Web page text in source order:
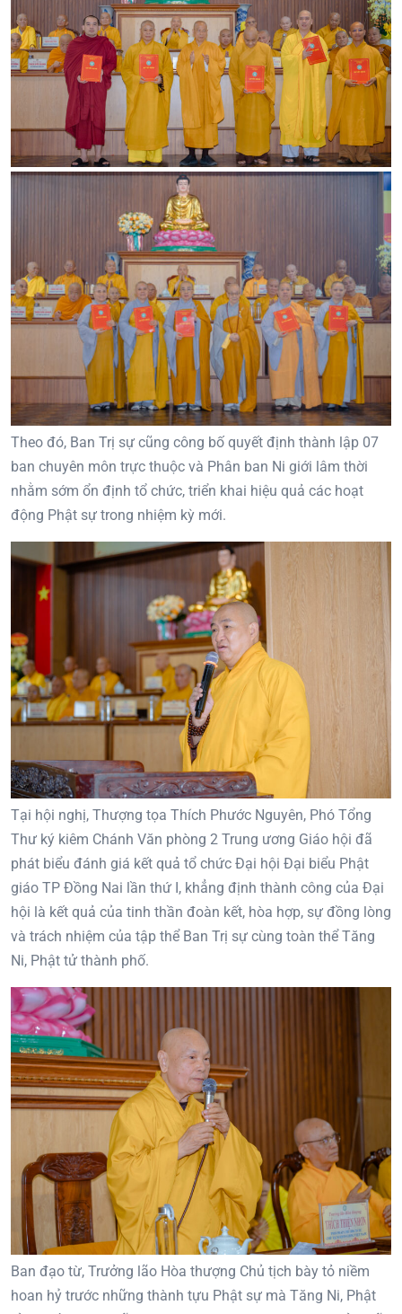
Theo đó, Ban Trị sự cũng công bố quyết định thành lập 07
ban chuyên môn trực thuộc và Phân ban Ni giới lâm thời
nhằm sớm ổn định tổ chức, triển khai hiệu quả các hoạt
động Phật sự trong nhiệm kỳ mới.
Tại hội nghị, Thượng tọa Thích Phước Nguyên, Phó Tổng
Thư ký kiêm Chánh Văn phòng 2 Trung ương Giáo hội đã
phát biểu đánh giá kết quả tổ chức Đại hội Đại biểu Phật
giáo TP Đồng Nai lần thứ I, khẳng định thành công của Đại
hội là kết quả của tinh thần đoàn kết, hòa hợp, sự đồng lòng
và trách nhiệm của tập thể Ban Trị sự cùng toàn thể Tăng
Ni, Phật tử thành phố.
Ban đạo từ, Trưởng lão Hòa thượng Chủ tịch bày tỏ niềm
hoan hỷ trước những thành tựu Phật sự mà Tăng Ni, Phật